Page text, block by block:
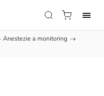
Anestezie a monitoring /